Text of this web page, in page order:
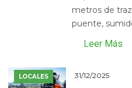
metros de
puente,
Leer Más
LOCALES 31/12/2025